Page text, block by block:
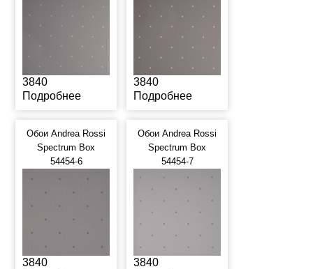
3840
Подробнее
3840
Подробнее
Обои Andrea Rossi
Spectrum Box
54454-6
3840
Обои Andrea Rossi
Spectrum Box
54454-7
3840